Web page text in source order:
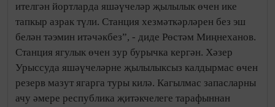
ителгән йортларда яшәүчеләр җылылык өчен ике
тапкыр азрак түли. Станция хезмәткәрләрен без эш
белән тәэмин итәчәкбез”, - диде Рөстәм Миңнеханов.
Станция ягулык өчен зур бурычка кергән. Хәзер
Урыссуда яшәүчеләрне җылылыксыз калдырмас өчен
резерв мазут ягарга туры килә. Кагылмас запасларны
ачу әмере республика җитәкчелеге тарафыннан